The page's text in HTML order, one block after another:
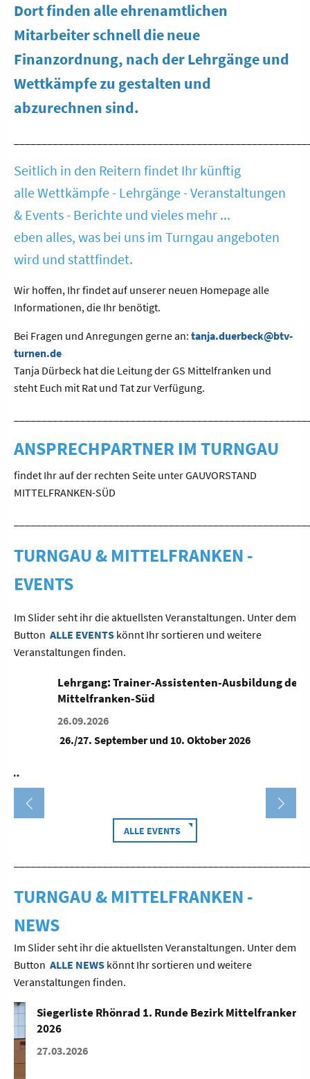
Dort finden alle ehrenamtlichen
Mitarbeiter schnell die neue
Finanzordnung, nach der Lehrgänge und
Wettkämpfe zu gestalten und
abzurechnen sind.
Seitlich in den Reitern findet Ihr künftig
alle Wettkämpfe - Lehrgänge - Veranstaltungen
& Events - Berichte und vieles mehr ...
eben alles, was bei uns im Turngau angeboten
wird und stattfindet.
Wir hoffen, Ihr findet auf unserer neuen Homepage alle
Informationen, die Ihr benötigt.
Bei Fragen und Anregungen gerne an: tanja.duerbeck@btv-
turnen.de
Tanja Dürbeck hat die Leitung der GS Mittelfranken und
steht Euch mit Rat und Tat zur Verfügung.
ANSPRECHPARTNER IM TURNGAU
findet Ihr auf der rechten Seite unter GAUVORSTAND
MITTELFRANKEN-SÜD
TURNGAU & MITTELFRANKEN -
EVENTS
Im Slider seht ihr die aktuellsten Veranstaltungen. Unter dem
Button ALLE EVENTS könnt Ihr sortieren und weitere
Veranstaltungen finden.
Lehrgang: Trainer-Assistenten-Ausbildung des TG
Mittelfranken-Süd
26.09.2026
26./27. September und 10. Oktober 2026
ALLE EVENTS
TURNGAU & MITTELFRANKEN -
NEWS
Im Slider seht ihr die aktuellsten Veranstaltungen. Unter dem
Button ALLE NEWS könnt Ihr sortieren und weitere
Veranstaltungen finden.
Siegerliste Rhönrad 1. Runde Bezirk Mittelfranken
2026
27.03.2026